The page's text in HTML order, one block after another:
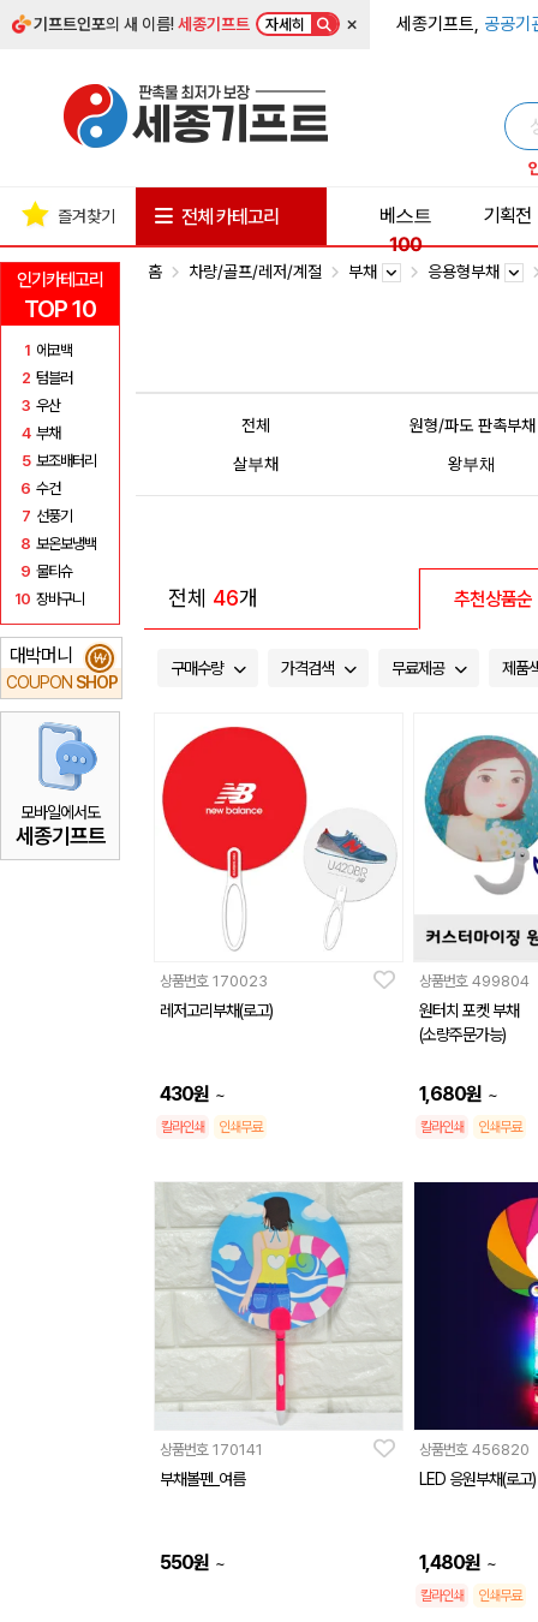
기프트인포의 새 이름!세종기프트 자세히 × 세종기프트, 공공기
인기카테고리
TOP 10
1 에코백
2 텀블러
3 우산
4 부채
5 보조배터리
6 수건
7 선풍기
8 보온보냉백
9 물티슈
10 장바구니
대박머니
COUPON SHOP
₩
모바일에서도
세종기프트
즐겨찾기 전체 카테고리
베스트
100
기획전
홈 차량/골프/레저/계절 부채 응용형부채
전체
원형/파도 판촉부채
살부채
왕부채
전체 46개 추천상품순
구매수량 가격검색 무료제공 제품
상품번호 170023
레저고리부채(로고)
430원 ~
칼라인쇄 인쇄무료
상품번호 499804
원터치 포켓 부채
(소량주문가능)
1,680원 ~
칼라인쇄 인쇄무료
상품번호 170141
부채볼펜_여름
550원 ~
상품번호 456820
LED 응원부채(로고)
1,480원 ~
칼라인쇄 인쇄무료